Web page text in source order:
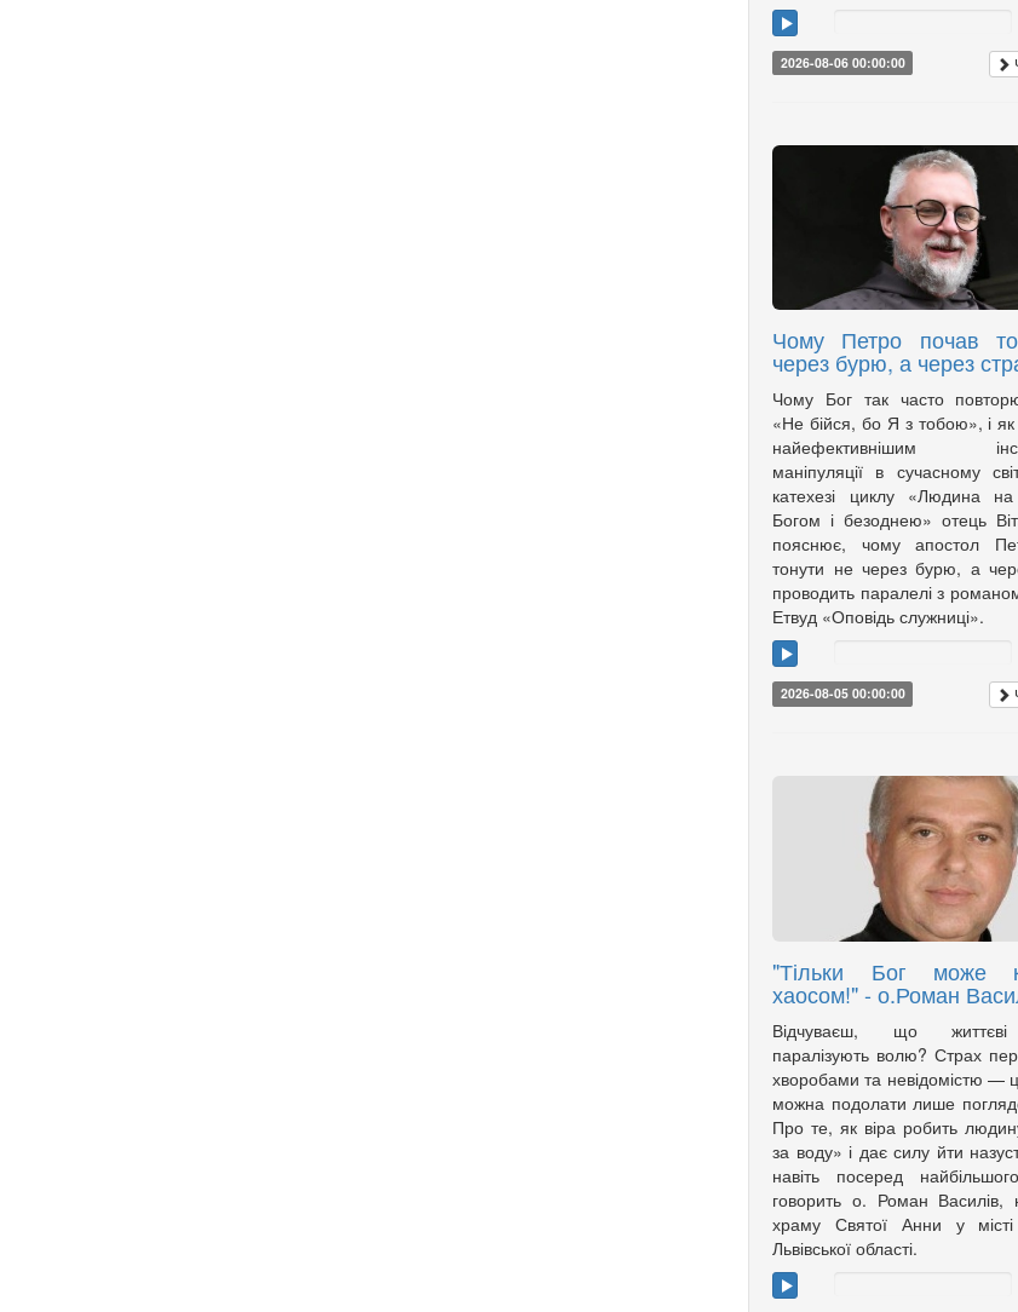
2026-08-06 00:00:00
Чому Петро почав
через бурю, а через
Чому Бог так часто
«Не бійся, бо Я з тобою», і як
найефективнішим
маніпуляції в сучасному
катехезі циклу «Людина
Богом і безоднею» отець
пояснює, чому апостол
тонути не через бурю, а
проводить паралелі з
Етвуд «Оповідь служниці».
2026-08-05 00:00:00
"Тільки Бог може
хаосом!" - о.Роман
Відчуваєш, що
паралізують волю? Страх
хворобами та невідомістю —
можна подолати лише
Про те, як віра робить
за воду» і дає силу йти
навіть посеред
говорить о. Роман Василів,
храму Святої Анни у
Львівської області.